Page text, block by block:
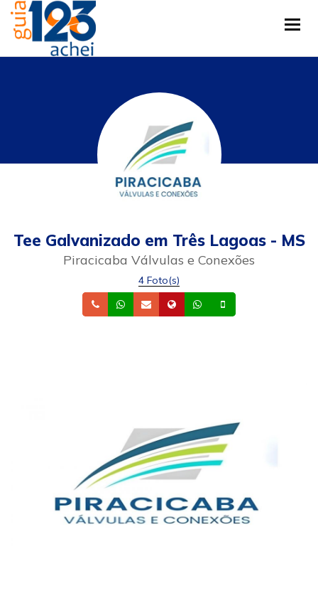
Tee Galvanizado em Três Lagoas - MS
Piracicaba Válvulas e Conexões
4 Foto(s)
TelefoneWhatsapp
Email Site Whatsapp